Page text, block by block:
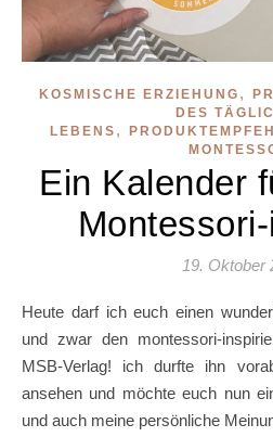
KOSMISCHE ERZIEHUNG ,
DES
LEBENS ,
Ein Kalender
19. Oktober
Heute darf ich euch einen wunderbares Produkt vorstellen -
und zwar den montessori-
MSB-Verlag! ich durfte ihn
ansehen und möchte euch nun
und auch meine persönliche